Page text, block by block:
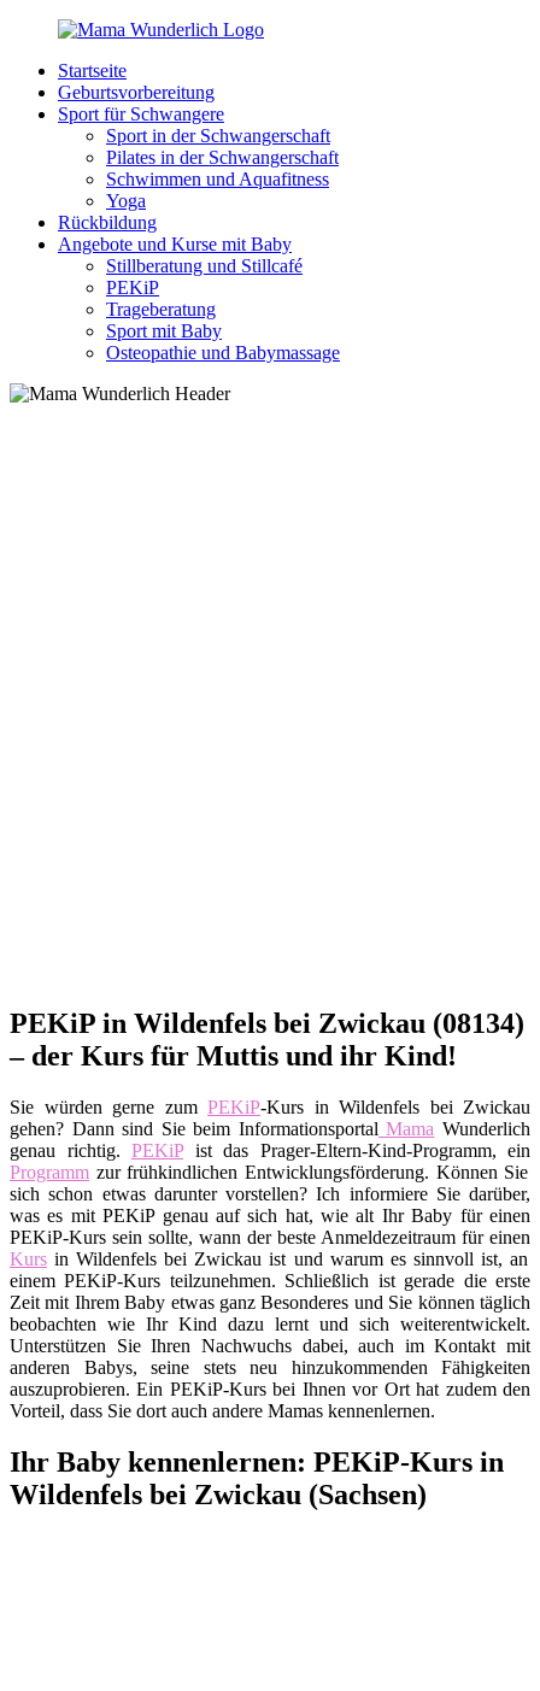
Zurück
Inhalt
MamaWunderlich.de
Mutti
sein
wunderbar!
Startseite
Geburtsvorbereitung
Sport für Schwangere
Sport in der Schwangerschaft
Pilates in der Schwangerschaft
Schwimmen und Aquafitness
Yoga
Rückbildung
Angebote und Kurse mit Baby
Stillberatung und Stillcafé
PEKiP
Trageberatung
Sport mit Baby
Osteopathie und Babymassage
PEKiP in Wildenfels bei Zwickau (08134)
– der Kurs für Muttis und ihr Kind!
Sie würden gerne zum PEKiP-Kurs in Wildenfels bei Zwickau
gehen? Dann sind Sie beim Informationsportal Mama Wunderlich
genau richtig. PEKiPist das Prager-Eltern-Kind-Programm, ein
Programm zur frühkindlichen Entwicklungsförderung. Können Sie
sich schon etwas darunter vorstellen? Ich informiere Sie darüber,
was es mit PEKiP genau auf sich hat, wie alt Ihr Baby für einen
PEKiP-Kurs sein sollte, wann der beste Anmeldezeitraum für einen
Kurs in Wildenfels bei Zwickau ist und warum es sinnvoll ist, an
einem PEKiP-Kurs teilzunehmen. Schließlich ist gerade die erste
Zeit mit Ihrem Baby etwas ganz Besonderes und Sie können täglich
beobachten wie Ihr Kind dazu lernt und sich weiterentwickelt.
Unterstützen Sie Ihren Nachwuchs dabei, auch im Kontakt mit
anderen Babys, seine stets neu hinzukommenden Fähigkeiten
auszuprobieren. Ein PEKiP-Kurs bei Ihnen vor Ort hat zudem den
Vorteil, dass Sie dort auch andere Mamas kennenlernen.
Ihr Baby kennenlernen: PEKiP-Kurs in
Wildenfels bei Zwickau (Sachsen)